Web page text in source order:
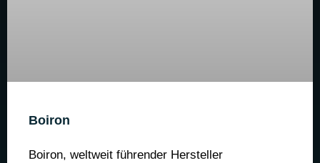
Boiron
Boiron, weltweit führender Hersteller